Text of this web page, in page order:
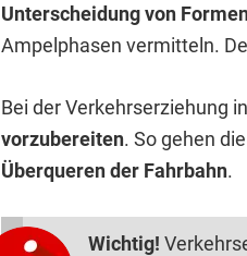
Unterscheidung von
Ampelphasen vermitteln.
Bei der Verkehrserziehung
vorzubereiten. So gehen
Überqueren der Fahrbahn.
Wichtig!